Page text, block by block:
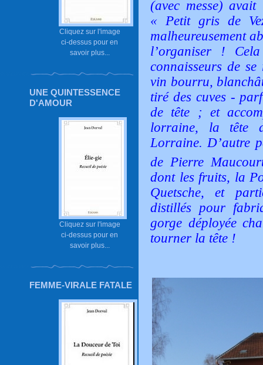
Cliquez sur l'image
ci-dessus pour en
savoir plus...
UNE QUINTESSENCE
D'AMOUR
Cliquez sur l'image
ci-dessus pour en
savoir plus...
FEMME-VIRALE FATALE
(avec messe)
«Petit gris de
malheureusement
l’organiser ! Cela
connaisseurs de
vin bourru,
tiré des cuves -
de tête ; et
lorraine, la tête
Lorraine. D’autre
de Pierre
dont les fruits, la
Quetsche, et
distillés pour
gorge déployée
tourner la tête !